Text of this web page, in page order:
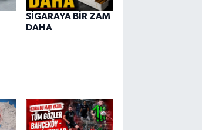
SİGARAYA BİR ZAM
DAHA